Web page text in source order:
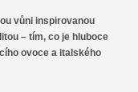
vůni inspirovanou
– tím, co je hluboce
ovoce a italského